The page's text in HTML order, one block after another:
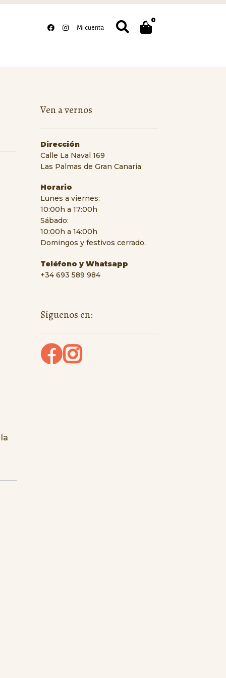
Mi cuenta
Buscar 0
Ven a vernos
Dirección
Calle La Naval 169
Las Palmas de Gran Canaria
Horario
Lunes a viernes:
10:00h a 17:00h
Sábado:
10:00h a 14:00h
Domingos y festivos cerrado.
Teléfono y Whatsapp
+34 693 589 984
Síguenos en: